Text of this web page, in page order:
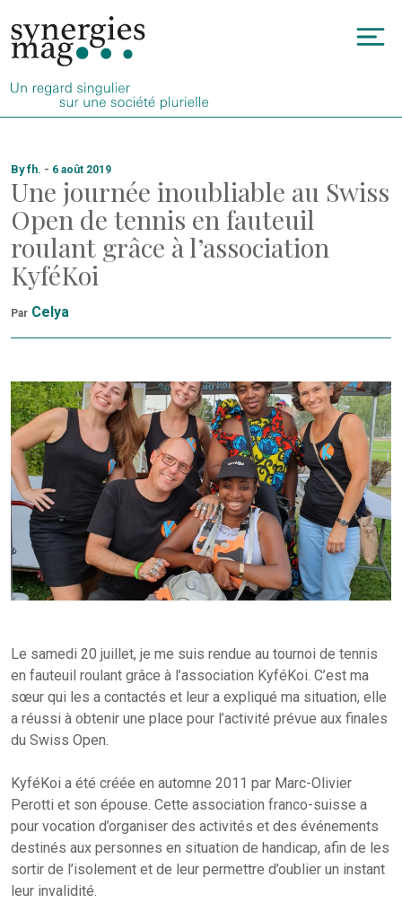
au
contenu
By fh. - 6 août 2019
Une journée inoubliable au Swiss
Open de tennis en fauteuil
roulant grâce à l’association
KyféKoi
Par Celya
Le samedi 20 juillet, je me suis rendue au tournoi de tennis
en fauteuil roulant grâce à l’association KyféKoi. C’est ma
sœur qui les a contactés et leur a expliqué ma situation, elle
a réussi à obtenir une place pour l’activité prévue aux finales
du Swiss Open.
KyféKoi a été créée en automne 2011 par Marc-Olivier
Perotti et son épouse. Cette association franco-suisse a
pour vocation d’organiser des activités et des événements
destinés aux personnes en situation de handicap, afin de les
sortir de l’isolement et de leur permettre d’oublier un instant
leur invalidité.